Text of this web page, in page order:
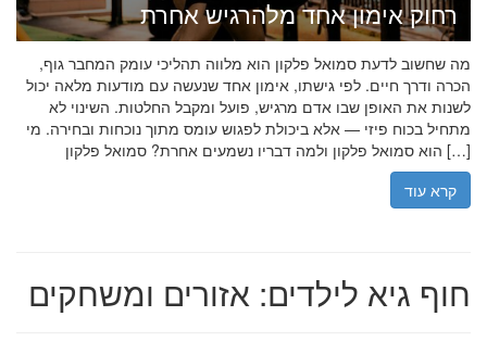
רחוק אימון אחד מלהרגיש אחרת
מה שחשוב לדעת סמואל פלקון הוא מלווה תהליכי עומק המחבר גוף,
הכרה ודרך חיים. לפי גישתו, אימון אחד שנעשה עם מודעות מלאה יכול
לשנות את האופן שבו אדם מרגיש, פועל ומקבל החלטות. השינוי לא
מתחיל בכוח פיזי — אלא ביכולת לפגוש עומס מתוך נוכחות ובחירה. מי
הוא סמואל פלקון ולמה דבריו נשמעים אחרת? סמואל פלקון […]
קרא עוד
חוף גיא לילדים: אזורים ומשחקים